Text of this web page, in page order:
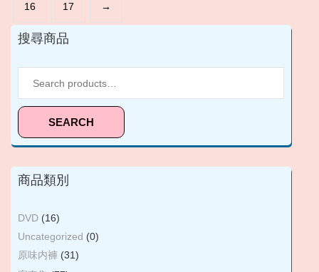
16 17 →
搜尋商品
SEARCH
商品類別
DVD (16)
Uncategorized (0)
原味内褲 (31)